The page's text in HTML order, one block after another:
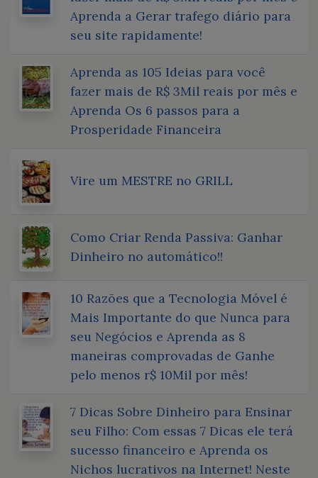
Aprenda a Gerar trafego diário para
seu site rapidamente!
Aprenda as 105 Ideias para você
fazer mais de R$ 3Mil reais por mês e
Aprenda Os 6 passos para a
Prosperidade Financeira
Vire um MESTRE no GRILL
Como Criar Renda Passiva: Ganhar
Dinheiro no automático!!
10 Razões que a Tecnologia Móvel é
Mais Importante do que Nunca para
seu Negócios e Aprenda as 8
maneiras comprovadas de Ganhe
pelo menos r$ 10Mil por mês!
7 Dicas Sobre Dinheiro para Ensinar
seu Filho: Com essas 7 Dicas ele terá
sucesso financeiro e Aprenda os
Nichos lucrativos na Internet! Neste